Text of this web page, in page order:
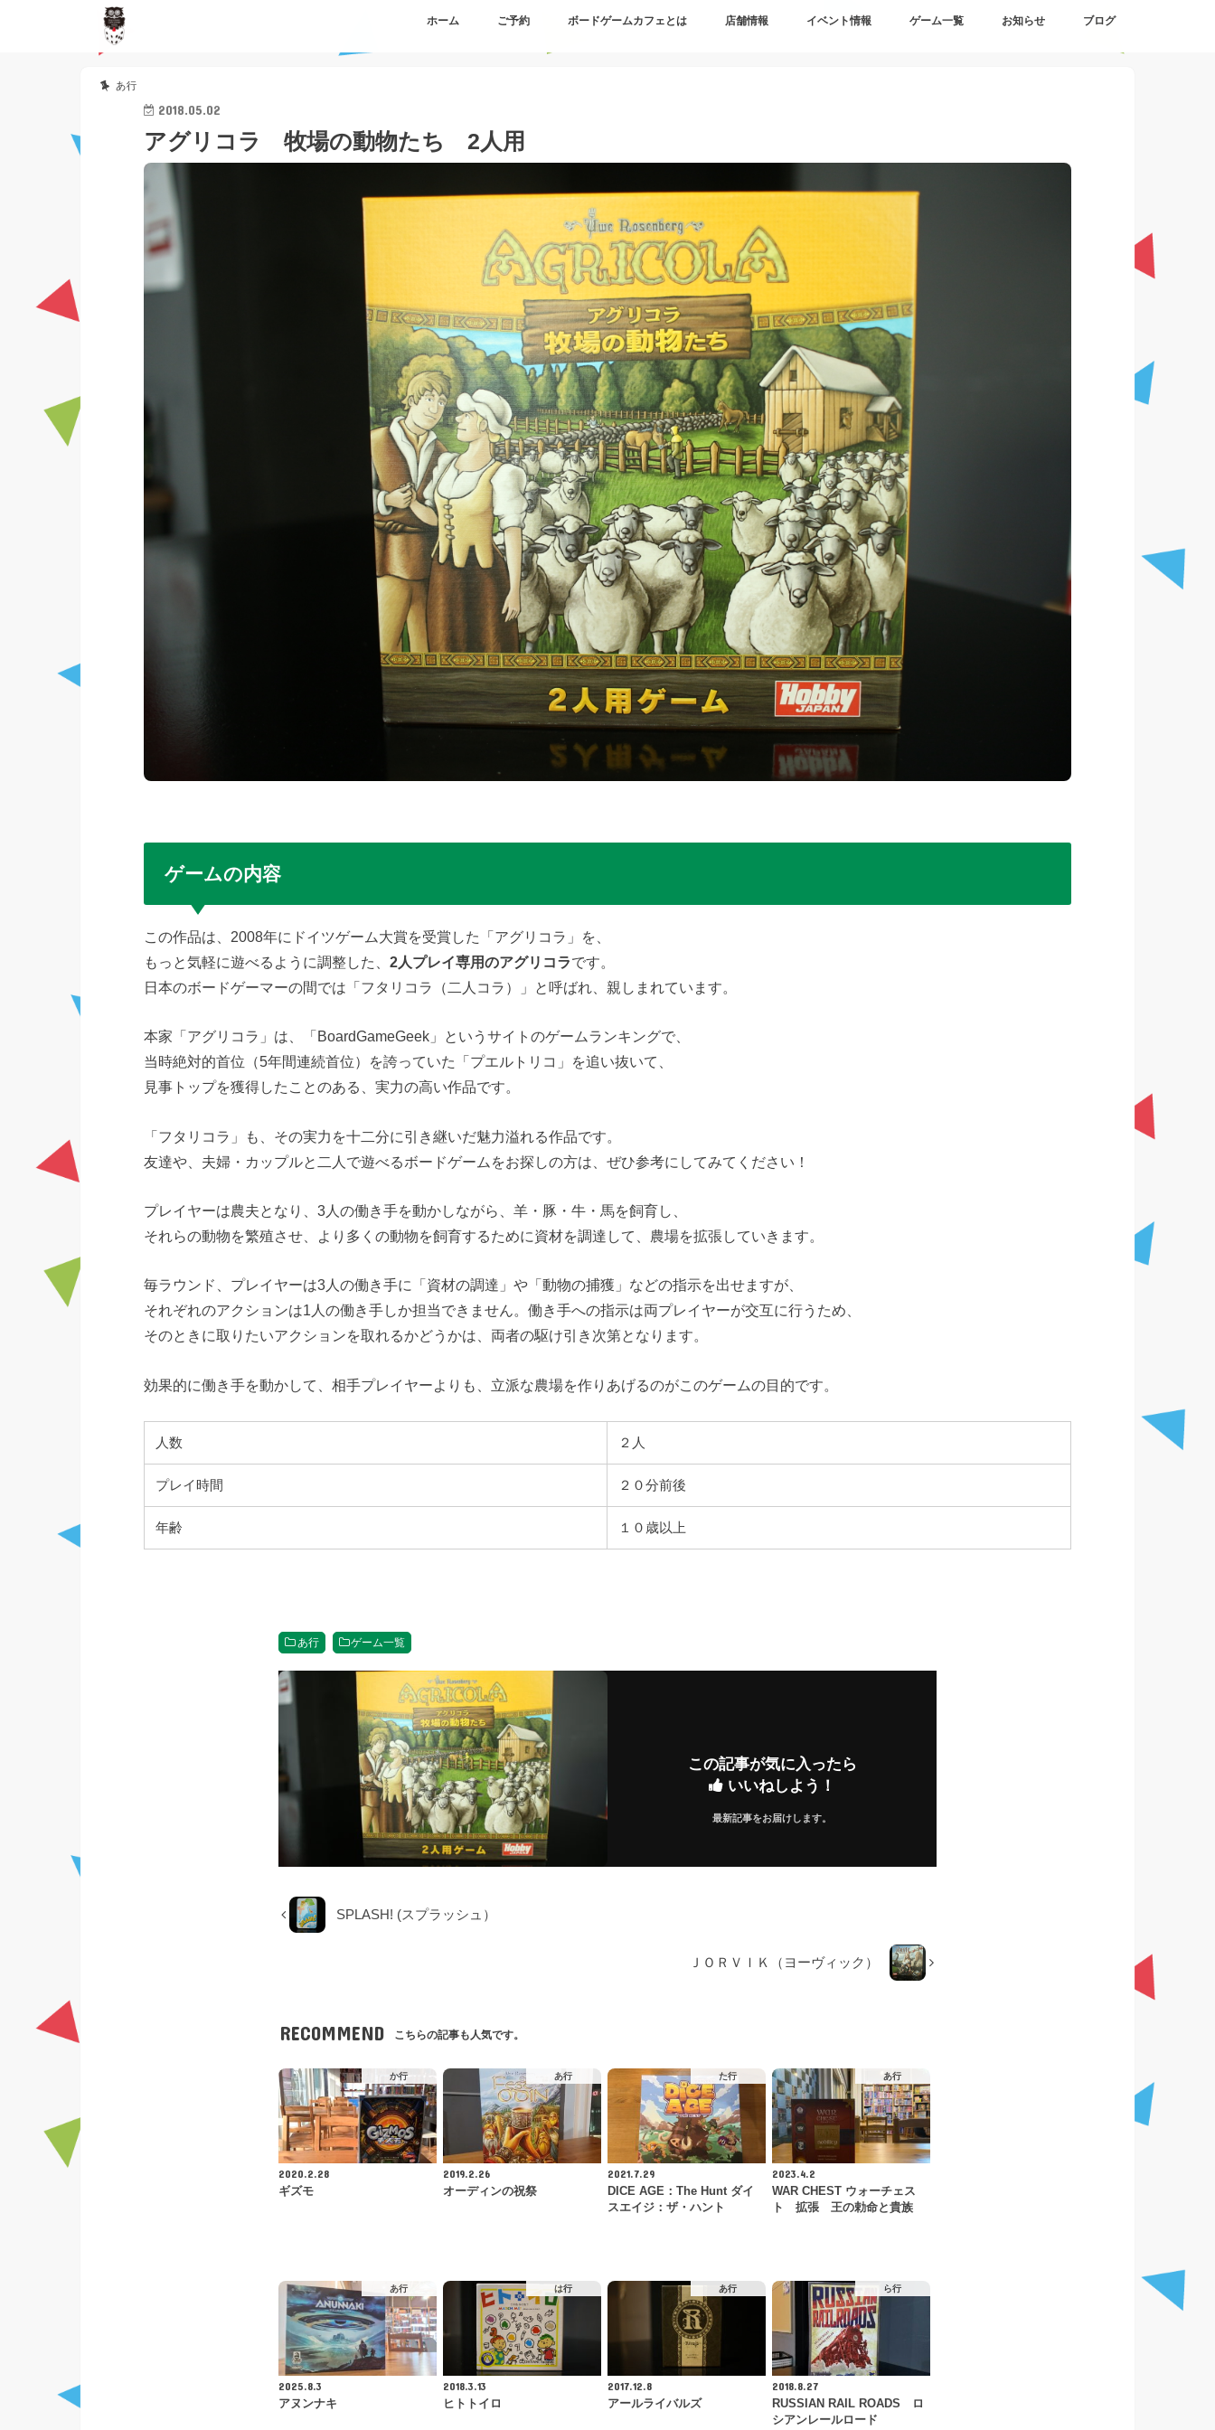
ホーム ご予約 ボードゲームカフェとは 店舗情報 イベント情報 ゲーム一覧 お知らせ ブログ
あ行
2018.05.02
アグリコラ 牧場の動物たち 2人用
ゲームの内容
この作品は、2008年にドイツゲーム大賞を受賞した「アグリコラ」を、
もっと気軽に遊べるように調整した、 2人プレイ専用のアグリコラです。
日本のボードゲーマーの間では「フタリコラ（二人コラ）」と呼ばれ、親しまれています。
本家「アグリコラ」は、「BoardGameGeek」というサイトのゲームランキングで、
当時絶対的首位（5年間連続首位）を誇っていた「プエルトリコ」を追い抜いて、
見事トップを獲得したことのある、実力の高い作品です。
「フタリコラ」も、その実力を十二分に引き継いだ魅力溢れる作品です。
友達や、夫婦・カップルと二人で遊べるボードゲームをお探しの方は、ぜひ参考にしてみてください！
プレイヤーは農夫となり、3人の働き手を動かしながら、羊・豚・牛・馬を飼育し、
それらの動物を繁殖させ、より多くの動物を飼育するために資材を調達して、農場を拡張していきます。
毎ラウンド、プレイヤーは3人の働き手に「資材の調達」や「動物の捕獲」などの指示を出せますが、
それぞれのアクションは1人の働き手しか担当できません。働き手への指示は両プレイヤーが交互に行うため、
そのときに取りたいアクションを取れるかどうかは、両者の駆け引き次第となります。
効果的に働き手を動かして、相手プレイヤーよりも、立派な農場を作りあげるのがこのゲームの目的です。
人数 ２人
プレイ時間 ２０分前後
年齢 １０歳以上
あ行 ゲーム一覧
この記事が気に入ったら
いいねしよう！
最新記事をお届けします。
SPLASH! (スプラッシュ）
ＪＯＲＶＩＫ（ヨーヴィック）
RECOMMEND こちらの記事も人気です。
か行
2020.2.28
ギズモ
あ行
2019.2.26
オーディンの祝祭
た行
2021.7.29
DICE AGE：The Hunt ダイ
スエイジ：ザ・ハント
あ行
2023.4.2
WAR CHEST ウォーチェス
ト 拡張 王の勅命と貴族
あ行
2025.8.3
アヌンナキ
は行
2018.3.13
ヒトトイロ
あ行
2017.12.8
アールライバルズ
ら行
2018.8.27
RUSSIAN RAIL ROADS ロ
シアンレールロード